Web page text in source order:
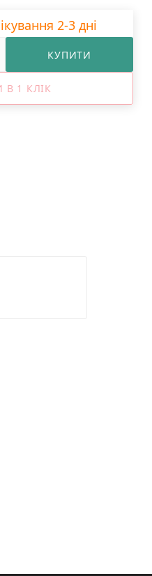
2-3 дні
КУПИТИ
В 1 КЛІК